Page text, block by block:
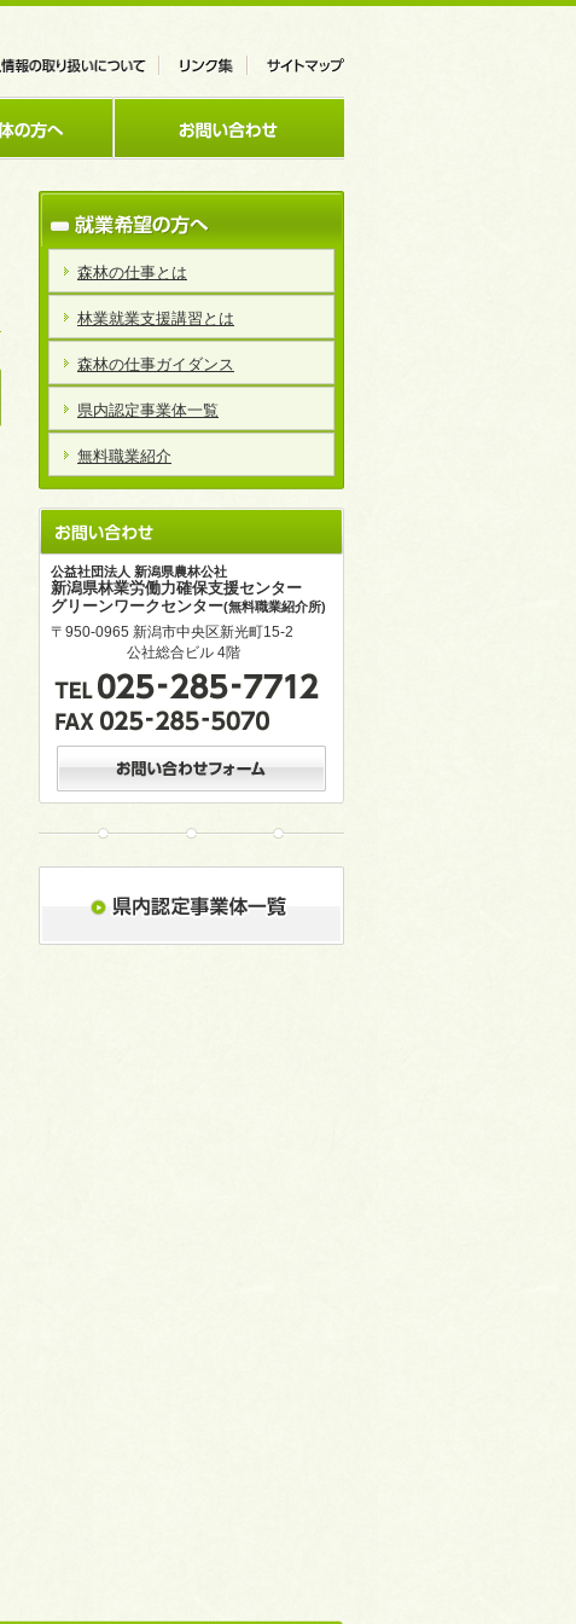
森林の仕事とは
林業就業支援講習とは
森林の仕事ガイダンス
県内認定事業体一覧
無料職業紹介
公益社団法人 新潟県農林公社
新潟県林業労働力確保支援センター
グリーンワークセンター(無料職業紹介所)
〒950-0965 新潟市中央区新光町15-2
公社総合ビル 4階